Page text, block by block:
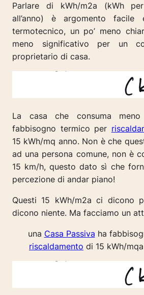
Parlare di kWh/m2a (kWh
all’anno) è argomento
termotecnico, un po’ meno
meno significativo per un
proprietario di casa.
La casa che consuma
fabbisogno termico per
15 kWh/mq anno. Non è che
ad una persona comune, non è
15 km/h, questo dato sì che
percezione di andar piano!
Questi 15 kWh/m2a ci dicono
dicono niente. Ma facciamo un
una Casa Passiva ha
riscaldamento di 15 kWh/